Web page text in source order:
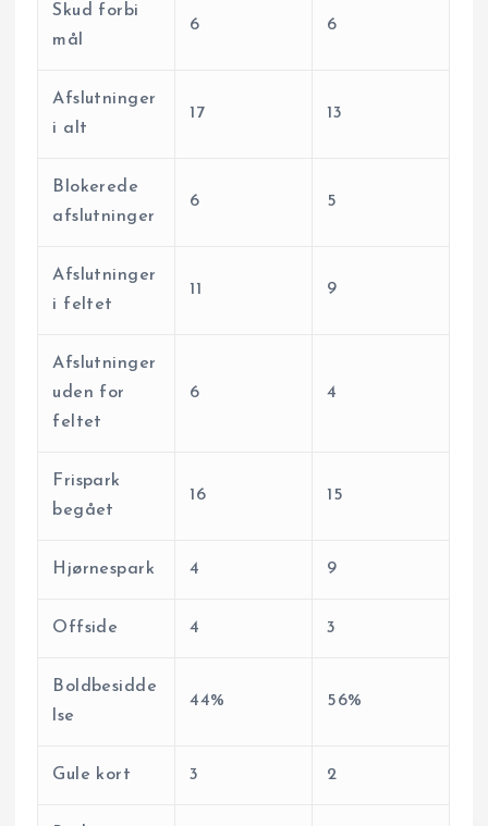
Skud forbi
mål
6 6
Afslutninger
i alt
17 13
Blokerede
afslutninger
6 5
Afslutninger
i feltet
11 9
Afslutninger
uden for
feltet
6 4
Frispark
begået
16 15
Hjørnespark 4 9
Offside 4 3
Boldbesidde
lse
44% 56%
Gule kort 3 2